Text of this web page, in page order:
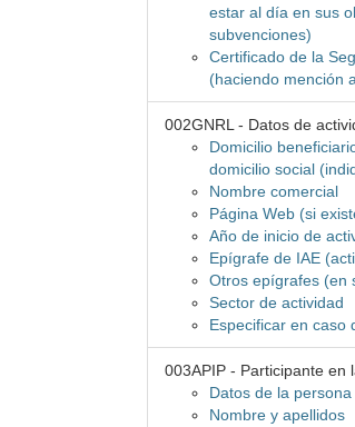
estar al día en sus
subvenciones)
Certificado de la
(haciendo mención
002GNRL - Datos de
Domicilio
domicilio social
Nombre comercial
Página Web (si
Año de inicio de
Epígrafe de IAE
Otros epígrafes (en
Sector de actividad
Especificar en caso
003APIP - Participante en
Datos de la
Nombre y apellidos